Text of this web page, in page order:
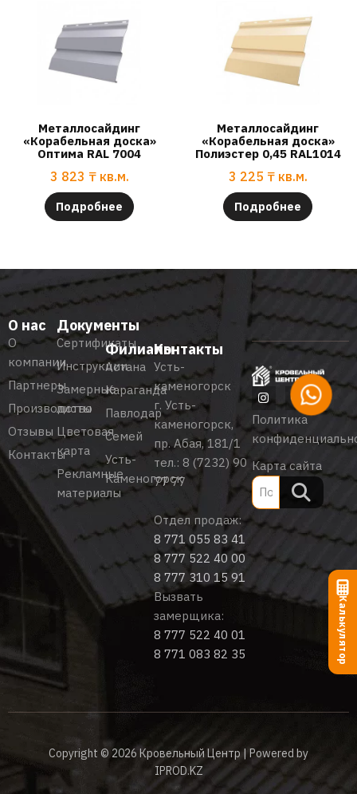
Металлосайдинг
«Корабельная доска»
Оптима RAL 7004
3 823 ₸ кв.м.
Подробнее
Металлосайдинг
«Корабельная доска»
Полиэстер 0,45 RAL1014
3 225 ₸ кв.м.
Подробнее
О нас
О
компании
Партнеры
Производство
Отзывы
Контакты
Документы
Сертификаты
Инструкции
Замерные
листы
Цветовая
карта
Рекламные
материалы
Филиалы
Астана
Караганда
Павлодар
Семей
Усть-
Каменогорск
Контакты
Усть-
каменогорск
г. Усть-
каменогорск,
пр. Абая, 181/1
тел.: 8 (7232) 90
77 77
Отдел продаж:
8 771 055 83 41
8 777 522 40 00
8 777 310 15 91
Вызвать
замерщика:
8 777 522 40 01
8 771 083 82 35
Политика
Карта сайта
Copyright © 2026 Кровельный Центр | Powered by
IPROD.KZ
Калькулятор